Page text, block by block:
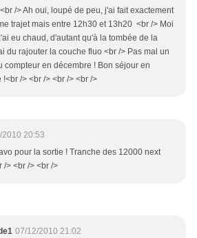
/> Ah oui, loupé de peu, j'ai fait exactement
trajet mais entre 12h30 et 13h20 <br /> Moi
eu chaud, d'autant qu'à la tombée de la
du rajouter la couche fluo <br /> Pas mal un
compteur en décembre ! Bon séjour en
!<br /> <br /> <br /> <br />
2010 20:53
pour la sortie ! Tranche des 12000 next
/> <br /> <br />
07/12/2010 21:02